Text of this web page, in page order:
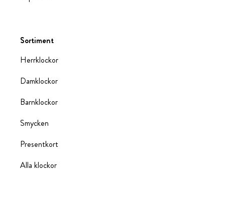
Sortiment
Herrklockor
Damklockor
Barnklockor
Smycken
Presentkort
Alla klockor